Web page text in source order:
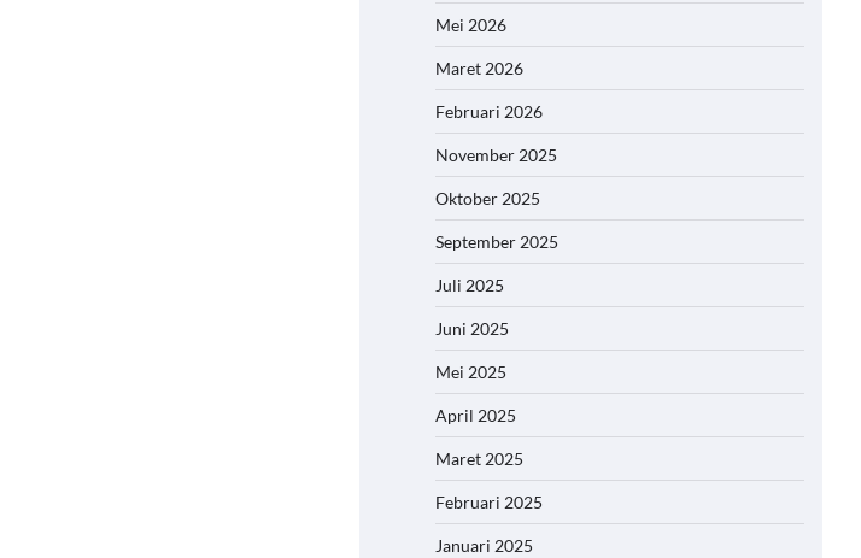
Mei 2026
Maret 2026
Februari 2026
November 2025
Oktober 2025
September 2025
Juli 2025
Juni 2025
Mei 2025
April 2025
Maret 2025
Februari 2025
Januari 2025